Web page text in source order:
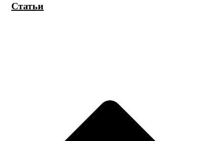
Статьи